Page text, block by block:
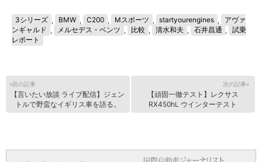
3シリーズ , BMW , C200 , Mスポーツ , startyourengines ,
アヴァ
ンギャルド , メルセデス・ベンツ , 比較 , 清水和夫 , 石井昌通 ,
試乗
レポート
«前の記事
【言いたい放談 ライブ配信】ジェン
トルで野蛮なイギリス車を語る。
次の記事»
【頑固一徹テスト】レクサス
RX450hL ウインターテスト